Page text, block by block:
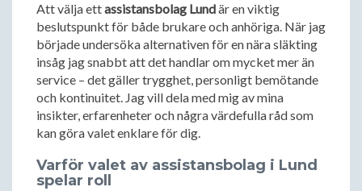
Att välja ettassistansbolag Lundär en viktig
beslutspunkt för både brukare och anhöriga. När jag
började undersöka alternativen för en nära släkting
insåg jag snabbt att det handlar om mycket mer än
service – det gäller trygghet, personligt bemötande
och kontinuitet. Jag vill dela med mig av mina
insikter, erfarenheter och några värdefulla råd som
kan göra valet enklare för dig.
Varför valet av assistansbolag i Lund
spelar roll